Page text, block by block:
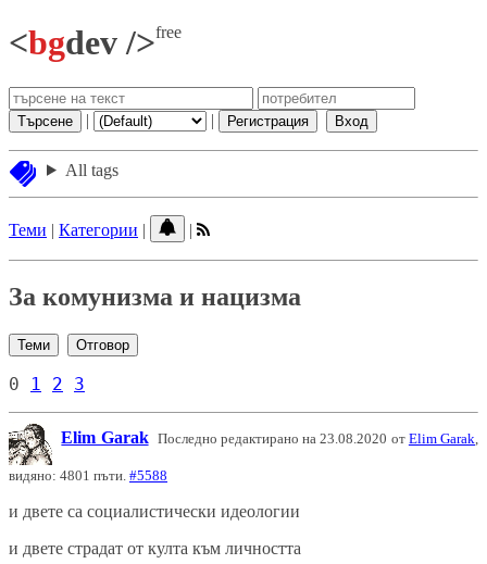
<bgdev />free
Търсене | | Регистрация Вход
All tags
Теми | Категории | |
За комунизма и нацизма
Теми Отговор
0 1 2 3
Elim Garak Последно редактирано на 23.08.2020 от Elim Garak
видяно: 4801 пъти. #5588
и двете са социалистически идеологии
и двете страдат от култа към личността